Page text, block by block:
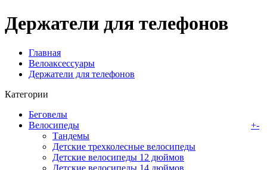
Держатели для телефонов
Главная
Велоаксессуары
Держатели для телефонов
Категории
Беговелы
Велосипеды
+-
Тандемы
Детские трехколесные велосипеды
Детские велосипеды 12 дюймов
Детские велосипеды 14 дюймов